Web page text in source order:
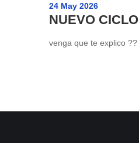
24 May 2026
NUEVO CICLO
venga que te explico ??